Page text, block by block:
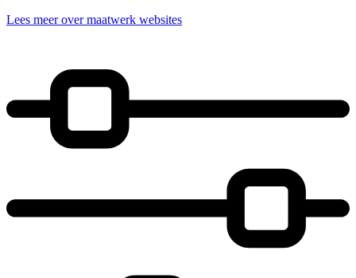
Lees meer over maatwerk websites